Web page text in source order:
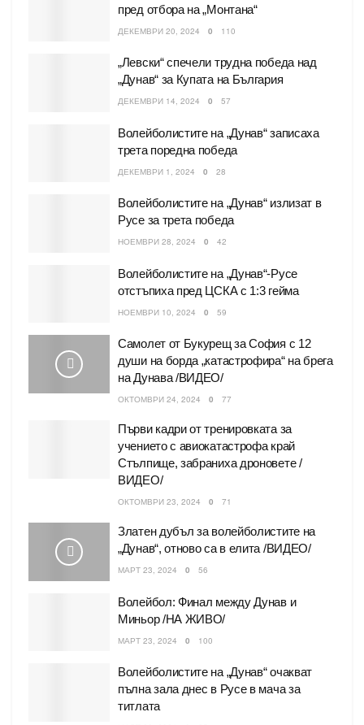
пред отбора на „Монтана“
ДЕКЕМВРИ 20, 2024 0 110
„Левски“ спечели трудна победа над
„Дунав“ за Купата на България
ДЕКЕМВРИ 14, 2024 0 57
Волейболистите на „Дунав“ записаха
трета поредна победа
ДЕКЕМВРИ 1, 2024 0 28
Волейболистите на „Дунав“ излизат в
Русе за трета победа
НОЕМВРИ 28, 2024 0 42
Волейболистите на „Дунав“-Русе
отстъпиха пред ЦСКА с 1:3 гейма
НОЕМВРИ 10, 2024 0 59
Самолет от Букурещ за София с 12
души на борда „катастрофира“ на брега
на Дунава /ВИДЕО/
ОКТОМВРИ 24, 2024 0 77
Първи кадри от тренировката за
учението с авиокатастрофа край
Стълпище, забраниха дроновете /
ВИДЕО/
ОКТОМВРИ 23, 2024 0 71
Златен дубъл за волейболистите на
„Дунав“, отново са в елита /ВИДЕО/
МАРТ 23, 2024 0 56
Волейбол: Финал между Дунав и
Миньор /НА ЖИВО/
МАРТ 23, 2024 0 100
Волейболистите на „Дунав“ очакват
пълна зала днес в Русе в мача за
титлата